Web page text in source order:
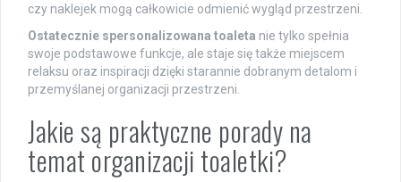
czy naklejek mogą całkowicie odmienić wygląd przestrzeni.
Ostatecznie spersonalizowana toaleta nie tylko spełnia
swoje podstawowe funkcje, ale staje się także miejscem
relaksu oraz inspiracji dzięki starannie dobranym detalom i
przemyślanej organizacji przestrzeni.
Jakie są praktyczne porady na
temat organizacji toaletki?